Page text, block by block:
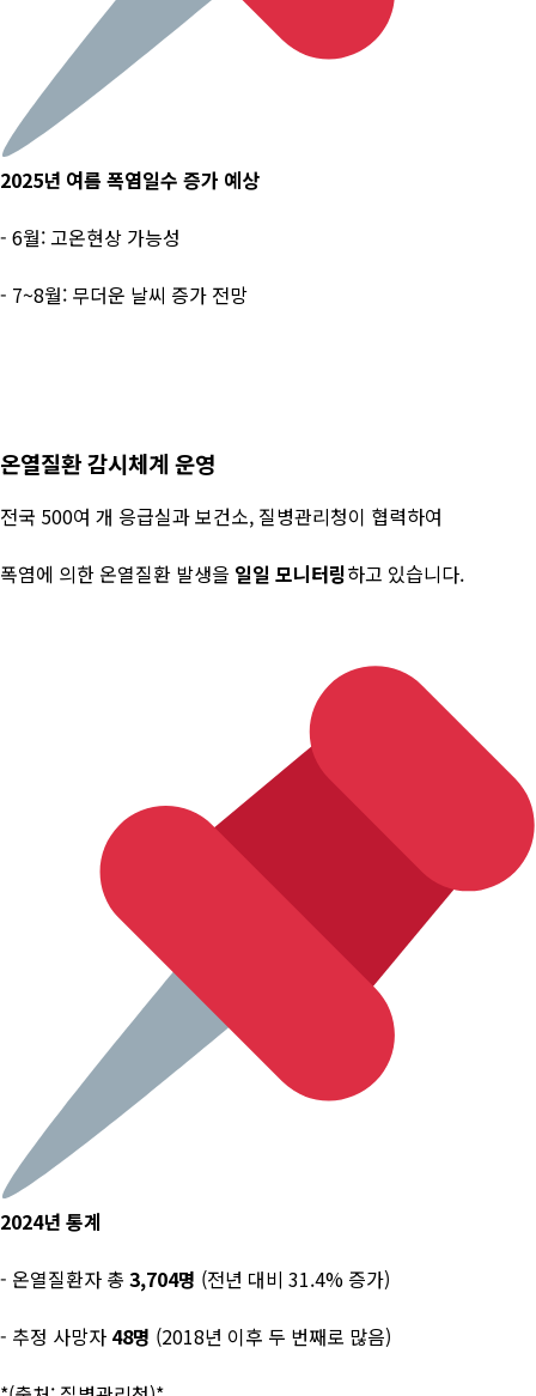
2025년 여름 폭염일수 증가 예상
- 6월: 고온현상 가능성
- 7~8월: 무더운 날씨 증가 전망
온열질환 감시체계 운영
전국 500여 개 응급실과 보건소, 질병관리청이 협력하여
폭염에 의한 온열질환 발생을 일일 모니터링하고 있습니다.
2024년 통계
- 온열질환자 총 3,704명 (전년 대비 31.4% 증가)
- 추정 사망자 48명 (2018년 이후 두 번째로 많음)